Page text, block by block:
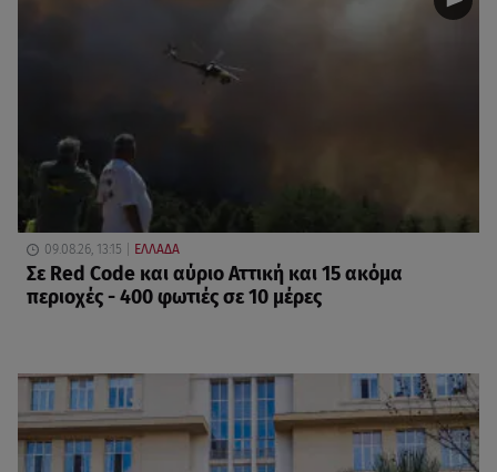
09.08.26, 13:15 ΕΛΛΑΔΑ
Σε Red Code και αύριο Αττική και 15 ακόμα
περιοχές - 400 φωτιές σε 10 μέρες